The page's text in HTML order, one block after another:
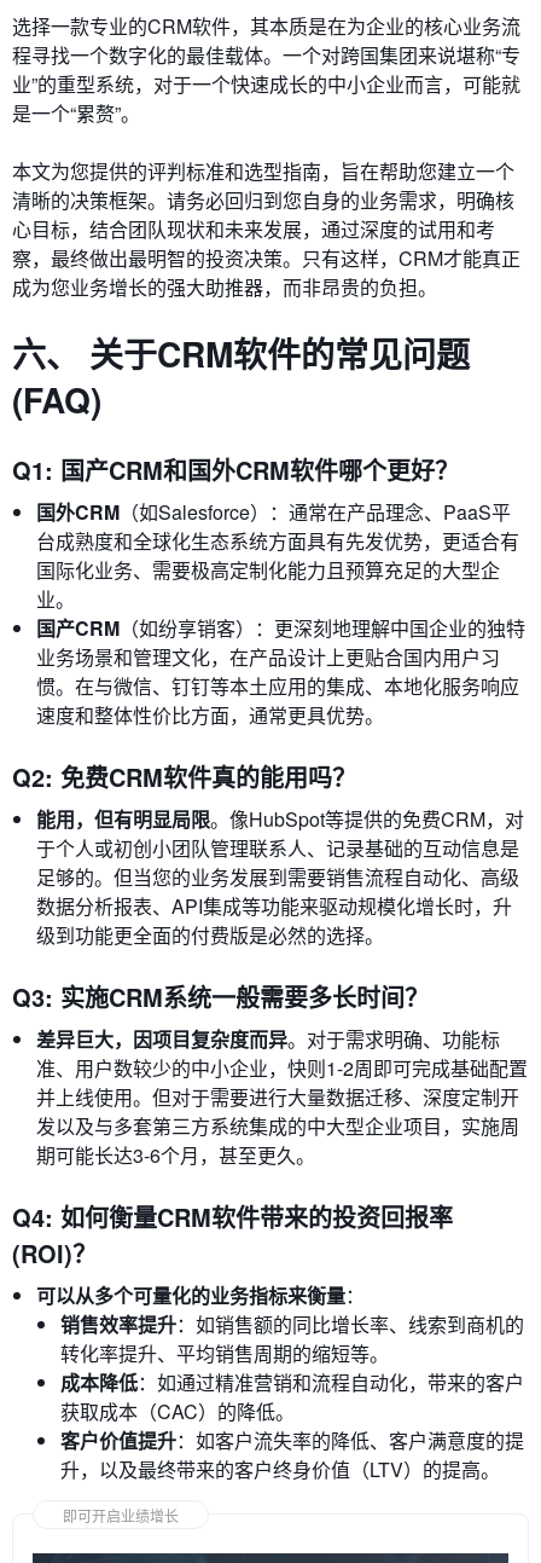
选择一款专业的CRM软件，其本质是在为企业的核心业务流
程寻找一个数字化的最佳载体。一个对跨国集团来说堪称“专
业”的重型系统，对于一个快速成长的中小企业而言，可能就
是一个“累赘”。
本文为您提供的评判标准和选型指南，旨在帮助您建立一个
清晰的决策框架。请务必回归到您自身的业务需求，明确核
心目标，结合团队现状和未来发展，通过深度的试用和考
察，最终做出最明智的投资决策。只有这样，CRM才能真正
成为您业务增长的强大助推器，而非昂贵的负担。
六、 关于CRM软件的常见问题
(FAQ)
Q1: 国产CRM和国外CRM软件哪个更好？
国外CRM （如Salesforce）：通常在产品理念、PaaS平
台成熟度和全球化生态系统方面具有先发优势，更适合有
国际化业务、需要极高定制化能力且预算充足的大型企
业。
国产CRM （如纷享销客）：更深刻地理解中国企业的独特
业务场景和管理文化，在产品设计上更贴合国内用户习
惯。在与微信、钉钉等本土应用的集成、本地化服务响应
速度和整体性价比方面，通常更具优势。
Q2: 免费CRM软件真的能用吗？
能用，但有明显局限。像HubSpot等提供的免费CRM，对
于个人或初创小团队管理联系人、记录基础的互动信息是
足够的。但当您的业务发展到需要销售流程自动化、高级
数据分析报表、API集成等功能来驱动规模化增长时，升
级到功能更全面的付费版是必然的选择。
Q3: 实施CRM系统一般需要多长时间？
差异巨大，因项目复杂度而异。对于需求明确、功能标
准、用户数较少的中小企业，快则1-2周即可完成基础配置
并上线使用。但对于需要进行大量数据迁移、深度定制开
发以及与多套第三方系统集成的中大型企业项目，实施周
期可能长达3-6个月，甚至更久。
Q4: 如何衡量CRM软件带来的投资回报率
(ROI)？
可以从多个可量化的业务指标来衡量：
销售效率提升：如销售额的同比增长率、线索到商机的
转化率提升、平均销售周期的缩短等。
成本降低：如通过精准营销和流程自动化，带来的客户
获取成本（CAC）的降低。
客户价值提升：如客户流失率的降低、客户满意度的提
升，以及最终带来的客户终身价值（LTV）的提高。
即可开启业绩增长